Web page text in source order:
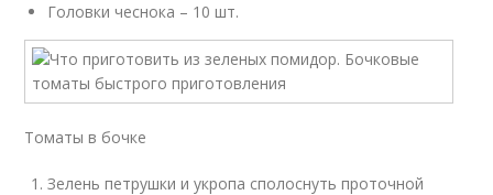
Головки чеснока – 10 шт.
Томаты в бочке
Зелень петрушки и укропа сполоснуть проточной